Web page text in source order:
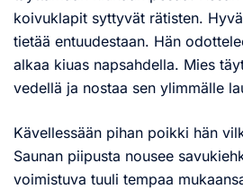
koivuklapit syttyvät rätisten.
tietää entuudestaan. Hän
alkaa kiuas napsahdella. Mies
vedellä ja nostaa sen ylimmälle
Kävellessään pihan poikki hän
Saunan piipusta nousee
voimistuva tuuli tempaa